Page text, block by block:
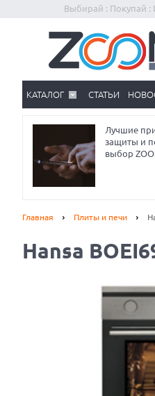
Выбирай : Покупай :
КАТАЛОГ СТАТЬИ
Лучшие
защиты и
выбор
Главная Плиты и печи
Hansa